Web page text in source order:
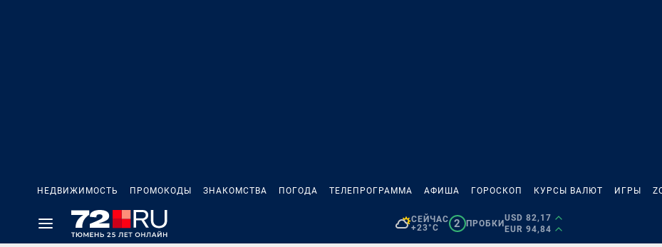
НЕДВИЖИМОСТЬ ПРОМОКОДЫ ЗНАКОМСТВА ПОГОДА ТЕЛЕПРОГРАММА АФИША ГОРОСКОП КУРСЫ ВАЛЮТ ИГРЫ
СЕЙЧАС
+23°C
2 ПРОБКИ
USD 82,17
EUR 94,84